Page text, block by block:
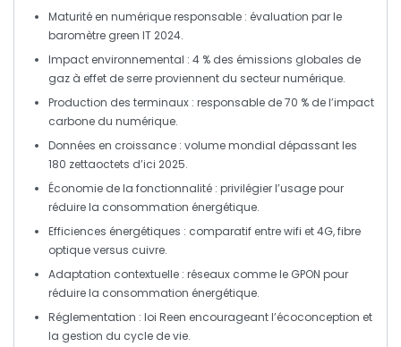
Maturité en numérique responsable : évaluation par le
baromètre green IT 2024.
Impact environnemental : 4 % des émissions globales de
gaz à effet de serre proviennent du secteur numérique.
Production des terminaux : responsable de 70 % de l’impact
carbone du numérique.
Données en croissance : volume mondial dépassant les
180 zettaoctets d’ici 2025.
Économie de la fonctionnalité : privilégier l’usage pour
réduire la consommation énergétique.
Efficiences énergétiques : comparatif entre wifi et 4G, fibre
optique versus cuivre.
Adaptation contextuelle : réseaux comme le GPON pour
réduire la consommation énergétique.
Réglementation : loi Reen encourageant l’écoconception et
la gestion du cycle de vie.